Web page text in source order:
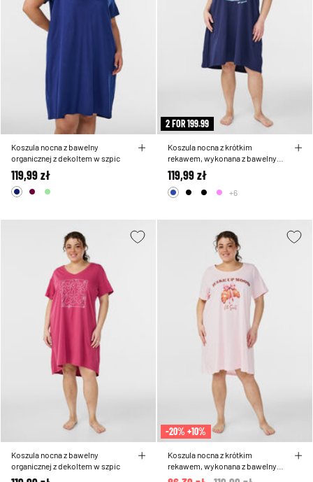
Koszula nocna z bawelny
organicznej z dekoltem w szpic
119,99 zł
2 FOR 199.99
Koszula nocna z krótkim
rekawem, wykonana z bawelny
organicznej
119,99 zł
+6
Koszula nocna z bawelny
organicznej z dekoltem w szpic
-20% +10%
Koszula nocna z krótkim
rekawem, wykonana z bawelny
organicznej